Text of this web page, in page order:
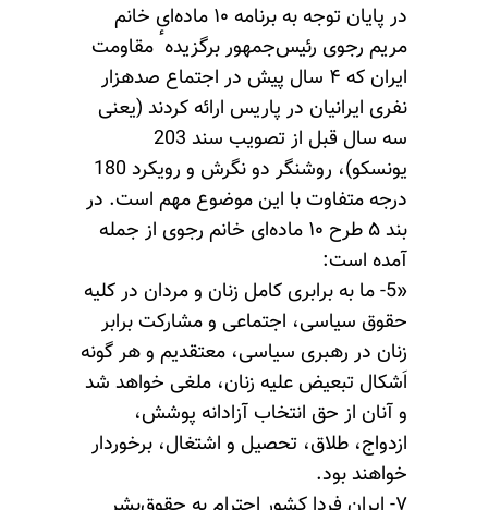
در پایان توجه به برنامه ۱۰ ماده‌ای خانم
مریم رجوی رئیس‌جمهور برگزیدهٴ مقاومت
ایران که ۴ سال پیش در اجتماع صدهزار
نفری ایرانیان در پاریس ارائه کردند (یعنی
سه سال قبل از تصویب سند 203
یونسکو)، روشنگر دو نگرش و رویکرد 180
درجه متفاوت با این موضوع مهم است. در
بند ۵ طرح ۱۰ ماده‌ای خانم رجوی از جمله
آمده است:
«5- ما به برابری کامل زنان و مردان در کلیه
حقوق‌ سیاسی، اجتماعی و مشارکت برابر
زنان در رهبری‌ سیاسی، معتقدیم و هر گونه
اَشکال تبعیض علیه زنان، ملغی خواهد شد
و آنان از حق انتخاب آزادانه پوشش،
ازدواج، طلاق، تحصیل و اشتغال، برخوردار
خواهند بود.